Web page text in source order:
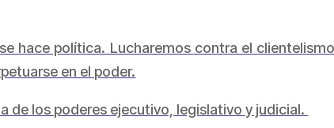
hace política. Lucharemos contra el
en el poder.
de los poderes ejecutivo, legislativo y judicial.